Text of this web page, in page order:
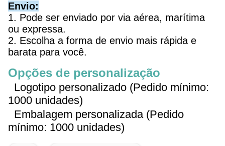
Envio:
1. Pode ser enviado por via aérea, marítima
ou expressa.
2. Escolha a forma de envio mais rápida e
barata para você.
Opções de personalização
Logotipo personalizado (Pedido mínimo:
1000 unidades)
Embalagem personalizada (Pedido
mínimo: 1000 unidades)